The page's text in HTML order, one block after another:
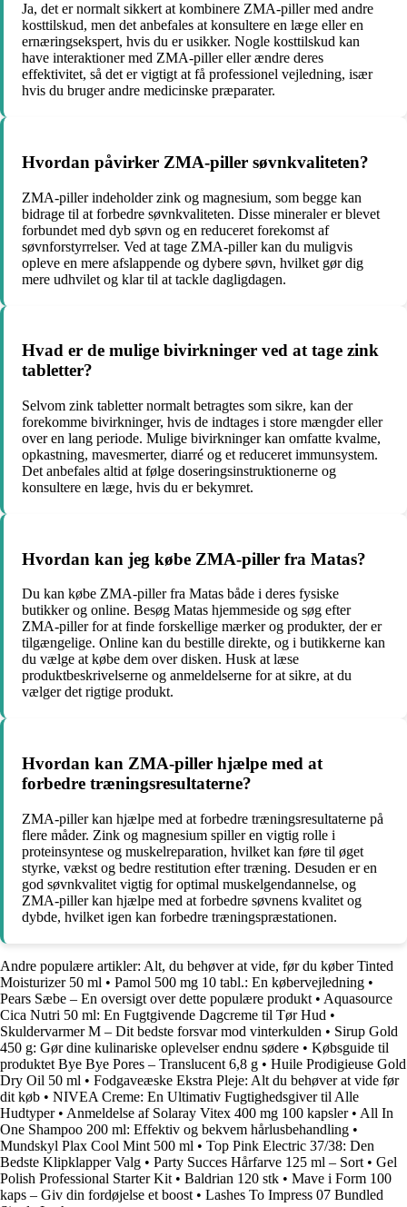
Ja, det er normalt sikkert at kombinere ZMA-piller med andre
kosttilskud, men det anbefales at konsultere en læge eller en
ernæringsekspert, hvis du er usikker. Nogle kosttilskud kan
have interaktioner med ZMA-piller eller ændre deres
effektivitet, så det er vigtigt at få professionel vejledning, især
hvis du bruger andre medicinske præparater.
Hvordan påvirker ZMA-piller søvnkvaliteten?
ZMA-piller indeholder zink og magnesium, som begge kan
bidrage til at forbedre søvnkvaliteten. Disse mineraler er blevet
forbundet med dyb søvn og en reduceret forekomst af
søvnforstyrrelser. Ved at tage ZMA-piller kan du muligvis
opleve en mere afslappende og dybere søvn, hvilket gør dig
mere udhvilet og klar til at tackle dagligdagen.
Hvad er de mulige bivirkninger ved at tage zink
tabletter?
Selvom zink tabletter normalt betragtes som sikre, kan der
forekomme bivirkninger, hvis de indtages i store mængder eller
over en lang periode. Mulige bivirkninger kan omfatte kvalme,
opkastning, mavesmerter, diarré og et reduceret immunsystem.
Det anbefales altid at følge doseringsinstruktionerne og
konsultere en læge, hvis du er bekymret.
Hvordan kan jeg købe ZMA-piller fra Matas?
Du kan købe ZMA-piller fra Matas både i deres fysiske
butikker og online. Besøg Matas hjemmeside og søg efter
ZMA-piller for at finde forskellige mærker og produkter, der er
tilgængelige. Online kan du bestille direkte, og i butikkerne kan
du vælge at købe dem over disken. Husk at læse
produktbeskrivelserne og anmeldelserne for at sikre, at du
vælger det rigtige produkt.
Hvordan kan ZMA-piller hjælpe med at
forbedre træningsresultaterne?
ZMA-piller kan hjælpe med at forbedre træningsresultaterne på
flere måder. Zink og magnesium spiller en vigtig rolle i
proteinsyntese og muskelreparation, hvilket kan føre til øget
styrke, vækst og bedre restitution efter træning. Desuden er en
god søvnkvalitet vigtig for optimal muskelgendannelse, og
ZMA-piller kan hjælpe med at forbedre søvnens kvalitet og
dybde, hvilket igen kan forbedre træningspræstationen.
Andre populære artikler: Alt, du behøver at vide, før du køber Tinted
Moisturizer 50 ml • Pamol 500 mg 10 tabl.: En købervejledning •
Pears Sæbe – En oversigt over dette populære produkt • Aquasource
Cica Nutri 50 ml: En Fugtgivende Dagcreme til Tør Hud •
Skuldervarmer M – Dit bedste forsvar mod vinterkulden • Sirup Gold
450 g: Gør dine kulinariske oplevelser endnu sødere • Købsguide til
produktet Bye Bye Pores – Translucent 6,8 g • Huile Prodigieuse Gold
Dry Oil 50 ml • Fodgaveæske Ekstra Pleje: Alt du behøver at vide før
dit køb • NIVEA Creme: En Ultimativ Fugtighedsgiver til Alle
Hudtyper• Anmeldelse af Solaray Vitex 400 mg 100 kapsler• All In
One Shampoo 200 ml: Effektiv og bekvem hårlusbehandling •
Mundskyl Plax Cool Mint 500 ml • Top Pink Electric 37/38: Den
Bedste Klipklapper Valg • Party Succes Hårfarve 125 ml – Sort • Gel
Polish Professional Starter Kit • Baldrian 120 stk • Mave i Form 100
kaps – Giv din fordøjelse et boost • Lashes To Impress 07 Bundled